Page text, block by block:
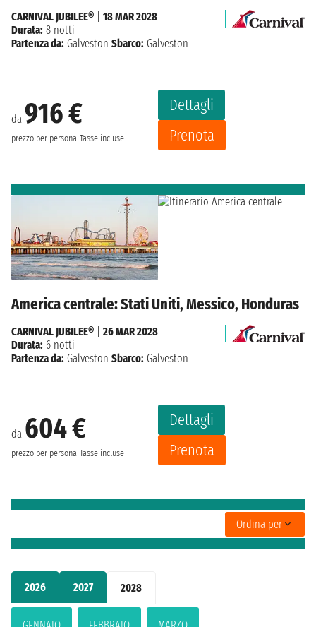
2026 2027 2028
da 916 €
prezzo per persona Tasse incluse
Dettagli
Prenota
CARNIVAL JUBILEE®
18 MAR 2028
Durata: 8 notti
Partenza da: Galveston Sbarco: Galveston
America centrale: Stati Uniti, Messico, Honduras
da 604 €
prezzo per persona Tasse incluse
Dettagli
Prenota
CARNIVAL JUBILEE®
26 MAR 2028
Durata: 6 notti
Partenza da: Galveston Sbarco: Galveston
Ordina per